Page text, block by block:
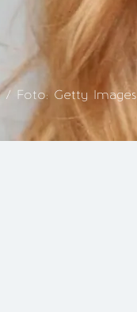
/ Foto: Getty Images